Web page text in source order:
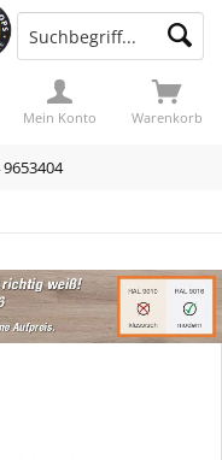
Warenkorb
Mein Konto